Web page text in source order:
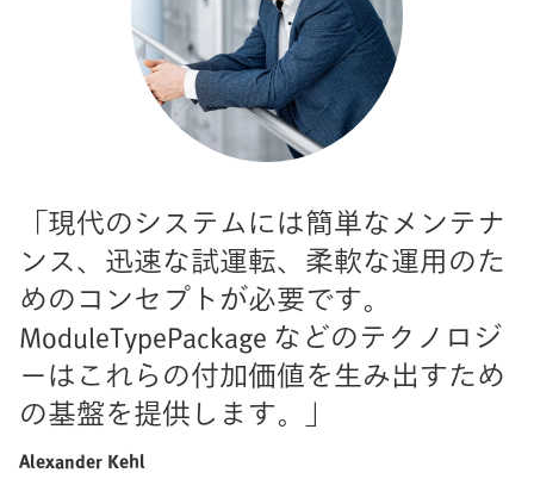
「現代のシステムには簡単なメンテナ
ンス、迅速な試運転、柔軟な運用のた
めのコンセプトが必要です。
ModuleTypePackage などのテクノロジ
ーはこれらの付加価値を生み出すため
の基盤を提供します。」
Alexander Kehl